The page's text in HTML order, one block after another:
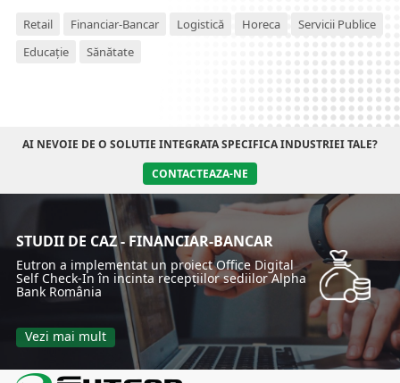
Retail Financiar-Bancar Logistică Horeca
Servicii Publice
Educație
Sănătate
AI NEVOIE DE O SOLUTIE INTEGRATA SPECIFICA INDUSTRIEI TALE?
CONTACTEAZA-NE
STUDII DE CAZ - FINANCIAR-BANCAR
Eutron a implementat un proiect Office Digital
Self Check-In în incinta recepțiilor sediilor Alpha
Bank România
Vezi mai mult